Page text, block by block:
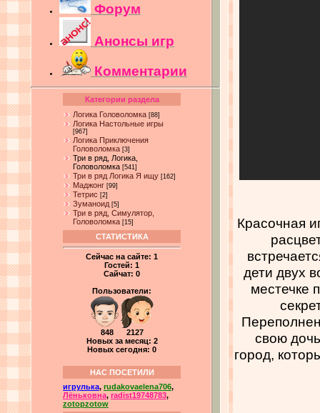
Форум
Анонсы игр
Комментарии
Категории раздела
Логика Головоломка [88]
Логика Настольные игры
[967]
Логика Приключения
Головоломка [3]
Три в ряд, Логика,
Головоломка [541]
Три в ряд Логика Я ищу [162]
Маджонг [99]
Тетрис [2]
Зуманоид [5]
Три в ряд, Симулятор,
Головоломка [15]
СТАТИСТИКА
Сейчас на сайте: 1
Гостей: 1
Сайчат: 0
Пользователи:
848 2127
Новых за месяц: 2
Новых сегодня: 0
НАС ПОСЕТИЛИ
игрулька, rudakovaelena706,
Лёньковна, radist19748783,
zotopzotow
Красочная
дети двух
местечке
свою
город,